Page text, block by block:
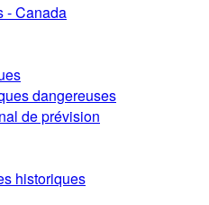
- Canada
dangereuses
de prévision
historiques